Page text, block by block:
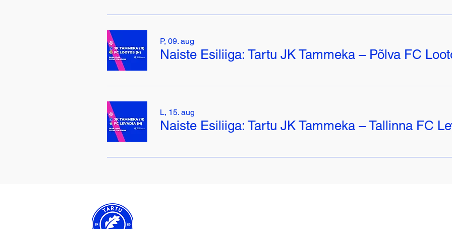
P, 09. aug
Naiste Esiliiga: Tartu JK Tammeka – Põlva FC
L, 15. aug
Naiste Esiliiga: Tartu JK Tammeka – Tallinna FC